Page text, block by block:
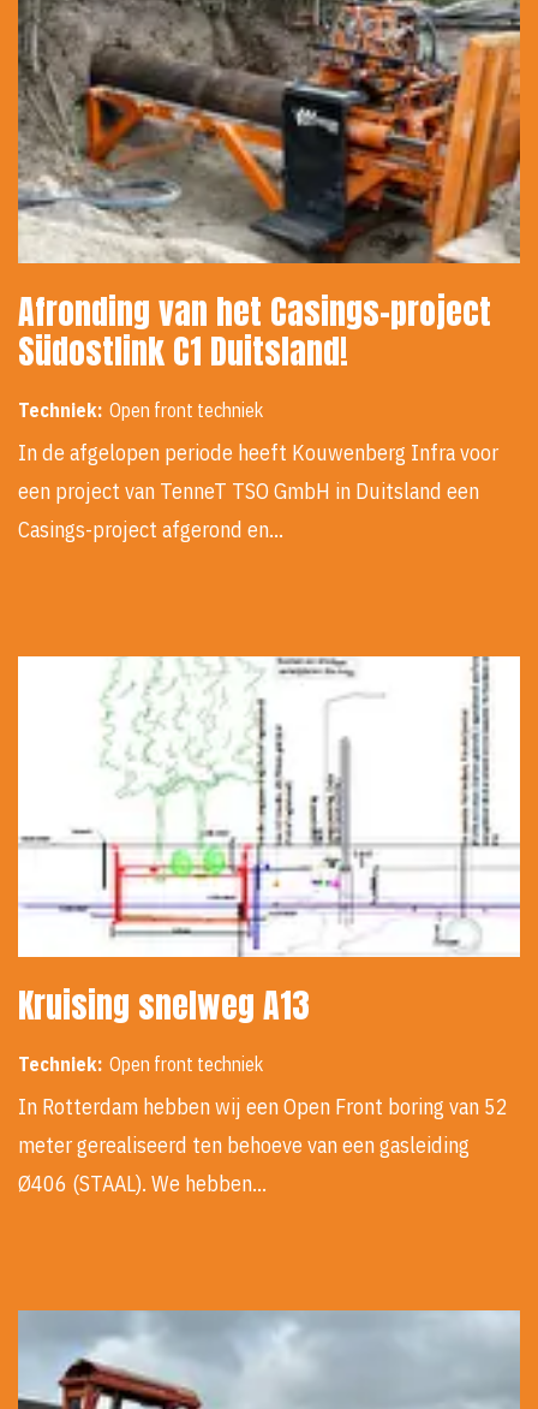
Afronding van het Casings-project
Südostlink C1 Duitsland!
Techniek: Open front techniek
In de afgelopen periode heeft Kouwenberg Infra voor
een project van TenneT TSO GmbH in Duitsland een
Casings-project afgerond en…
Kruising snelweg A13
Techniek: Open front techniek
In Rotterdam hebben wij een Open Front boring van 52
meter gerealiseerd ten behoeve van een gasleiding
Ø406 (STAAL). We hebben…